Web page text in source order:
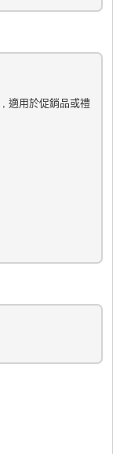
, 適用於促銷品或禮